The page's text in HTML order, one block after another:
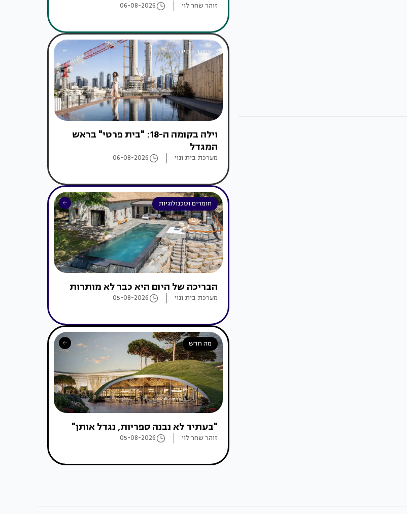
זוהר שחר לוי 06-08-2026
עיצוב בתים
וילה בקומה ה-18: "בית פרטי" בראש
המגדל
מערכת בית ונוי 06-08-2026
חומרים וטכנולוגיות
הבריכה של היום היא כבר לא מותרות
מערכת בית ונוי 05-08-2026
מה חדש
"בעתיד לא נבנה ספריות, נגדל אותן"
זוהר שחר לוי 05-08-2026